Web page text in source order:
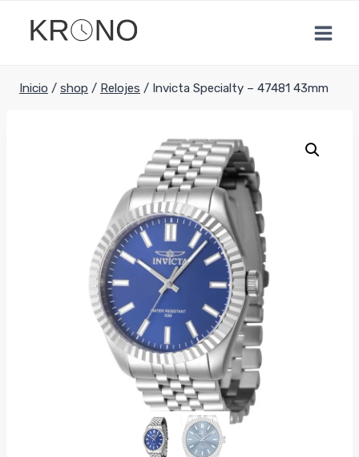
Inicio / shop / Relojes / Invicta Specialty – 47481 43mm